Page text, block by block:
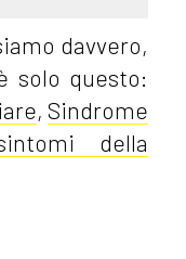
davvero,
solo questo:
,Sindrome
della